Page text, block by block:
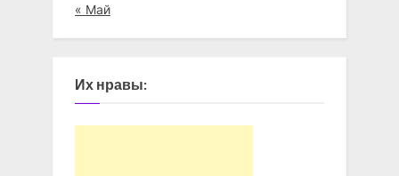
« Май
Их нравы: